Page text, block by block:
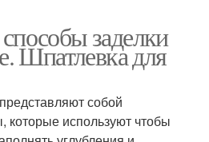
заделки
Шпатлевка для
собой
которые используют чтобы